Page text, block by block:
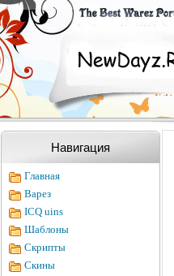
Навигация
Главная
Варез
ICQ uins
Шаблоны
Скрипты
Скины